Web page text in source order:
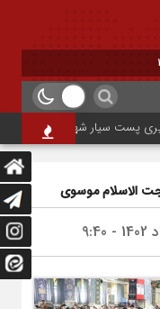
سیار شهرک رازی؛ گامی مؤثر